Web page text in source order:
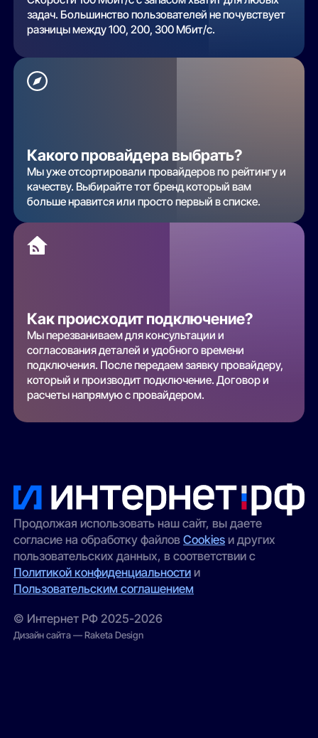
задач. Большинство пользователей не почувствует
разницы между 100, 200, 300 Мбит/с.
Какого провайдера выбрать?
Мы уже отсортировали провайдеров по рейтингу и
качеству. Выбирайте тот бренд который вам
больше нравится или просто первый в списке.
Как происходит подключение?
Мы перезваниваем для консультации и
согласования деталей и удобного времени
подключения. После передаем заявку провайдеру,
который и производит подключение. Договор и
расчеты напрямую с провайдером.
Продолжая использовать наш сайт, вы даете
согласие на обработку файловCookies и других
пользовательских данных, в соответствии с
Политикой конфиденциальности и
Пользовательским соглашением
© Интернет РФ 2025-2026
Дизайн сайта — Raketa Design